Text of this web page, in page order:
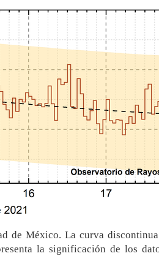
de México. La curva
la significación de los